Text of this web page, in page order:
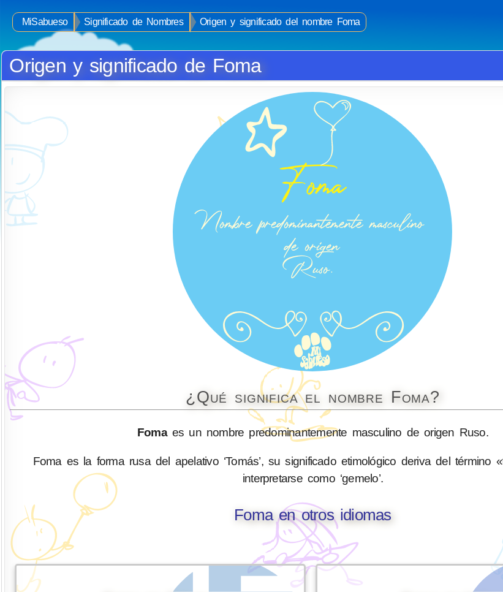
MiSabueso Significado de Nombres
Origen y significado del nombre Foma
Origen y significado de Foma
¿Qué significa el nombre Foma?
Fomaes un nombre predominantemente masculino de origen Ruso.
Foma es la forma rusa del apelativo ‘Tomás’, su significado etimológico deriva del término
interpretarse como ‘gemelo’.
Foma en otros idiomas